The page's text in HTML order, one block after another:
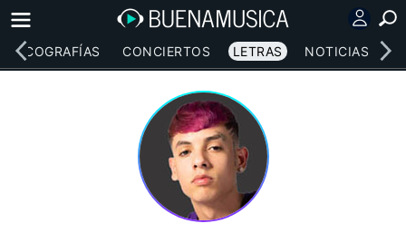
DISCOGRAFÍAS CONCIERTOS LETRAS NOTICIAS